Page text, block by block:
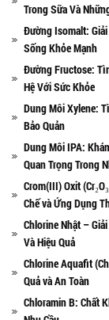
Trong Sữa Và
Đường Isomalt:
Sống Khỏe Mạnh
Đường Fructose:
Hệ Với Sức Khỏe
Dung Môi Xylene:
Bảo Quản
Dung Môi IPA:
Quan Trọng Trong
Crom(III) Oxit
Chế và Ứng Dụng
Chlorine Nhật –
Và Hiệu Quả
Chlorine Aquafit
Quả và An Toàn
Chloramin B: Chất